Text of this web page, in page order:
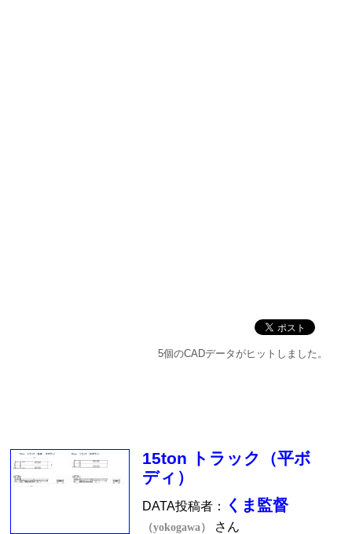
5個のCADデータがヒットしました。
15ton トラック（平ボ
ディ）
DATA投稿者： くま監督
（yokogawa）
さん